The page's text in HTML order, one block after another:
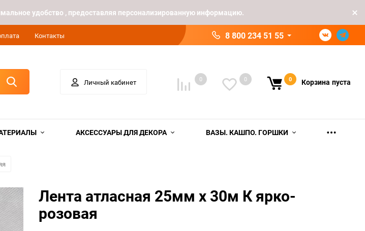
удобство , предоставляя персонализированную информацию.
Контакты 8 800 234 51 55
Личный кабинет 0 0 0 Корзина пуста
АКСЕССУАРЫ ДЛЯ ДЕКОРА ВАЗЫ. КАШПО. ГОРШКИ
Лента атласная 25мм х 30м К ярко-
розовая